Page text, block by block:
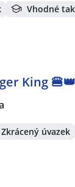
Vhodné
King 🍔👑
úvazek